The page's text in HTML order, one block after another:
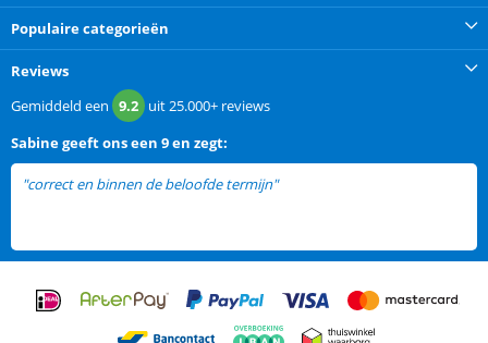
Populaire categorieën
Reviews
Gemiddeld een 9.2 uit25.000+ reviews
Sabinegeeft ons een 9 en zegt:
"correct en binnen de beloofde termijn"